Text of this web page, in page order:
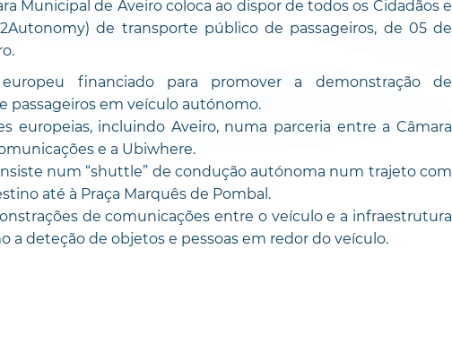
Municipal de Aveiro coloca ao dispor de todos os Cidadãos e
de transporte público de passageiros, de 05 de
financiado para promover a demonstração de
passageiros em veículo autónomo.
europeias, incluindo Aveiro, numa parceria entre a Câmara
e a Ubiwhere.
num “shuttle” de condução autónoma num trajeto com
até à Praça Marquês de Pombal.
de comunicações entre o veículo e a infraestrutura
a deteção de objetos e pessoas em redor do veículo.